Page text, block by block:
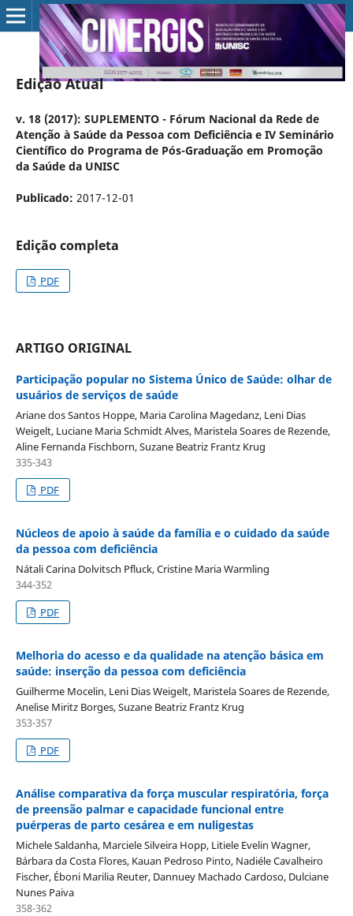
Edição Atual
v. 18 (2017): SUPLEMENTO - Fórum Nacional da Rede de
Atenção à Saúde da Pessoa com Deficiência e IV Seminário
Científico do Programa de Pós-Graduação em Promoção
da Saúde da UNISC
Publicado: 2017-12-01
Edição completa
PDF
ARTIGO ORIGINAL
Participação popular no Sistema Único de Saúde: olhar de
usuários de serviços de saúde
Ariane dos Santos Hoppe, Maria Carolina Magedanz, Leni Dias
Weigelt, Luciane Maria Schmidt Alves, Maristela Soares de Rezende,
Aline Fernanda Fischborn, Suzane Beatriz Frantz Krug
335-343
PDF
Núcleos de apoio à saúde da família e o cuidado da saúde
da pessoa com deficiência
Nátali Carina Dolvitsch Pfluck, Cristine Maria Warmling
344-352
PDF
Melhoria do acesso e da qualidade na atenção básica em
saúde: inserção da pessoa com deficiência
Guilherme Mocelin, Leni Dias Weigelt, Maristela Soares de Rezende,
Anelise Miritz Borges, Suzane Beatriz Frantz Krug
353-357
PDF
Análise comparativa da força muscular respiratória, força
de preensão palmar e capacidade funcional entre
puérperas de parto cesárea e em nuligestas
Michele Saldanha, Marciele Silveira Hopp, Litiele Evelin Wagner,
Bárbara da Costa Flores, Kauan Pedroso Pinto, Nadiéle Cavalheiro
Fischer, Éboni Marilia Reuter, Dannuey Machado Cardoso, Dulciane
Nunes Paiva
358-362